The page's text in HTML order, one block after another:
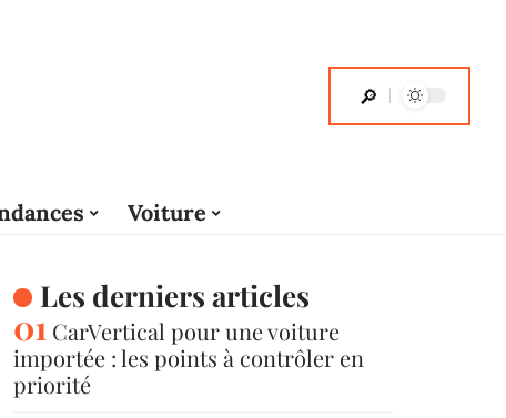
Voiture
Les derniers articles
CarVertical pour une voiture
importée : les points à contrôler en
priorité